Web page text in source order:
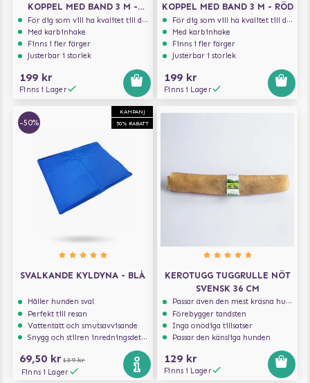
KOPPEL MED BAND 3 M -
SVART
För dig som vill ha kvalitet till din hund!
Med karbinhake
Finns i fler färger
Justerbar i storlek
199 kr
Finns i Lager
KOPPEL MED BAND 3 M - RÖD
För dig som vill ha kvalitet till din hund!
Med karbinhake
Finns i fler färger
Justerbar i storlek
199 kr
Finns i Lager
KAMPANJ
50% RABATT
-50%
SVALKANDE KYLDYNA - BLÅ
Håller hunden sval
Perfekt till resan
Vattentätt och smutsavvisande
Snygg och stilren inredningsdetalj
69,50 kr 139 kr
Finns i Lager
KEROTUGG TUGGRULLE NÖT
SVENSK 36 CM
Passar även den mest kräsna hunden
Förebygger tandsten
Inga onödiga tillsatser
Passar den känsliga hunden
129 kr
Finns i Lager